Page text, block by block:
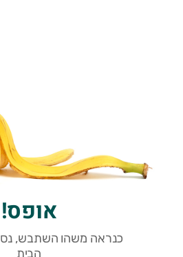
אופס!
כנראה משהו השתבש,
הבית